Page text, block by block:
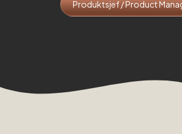
Produktsjef / Product